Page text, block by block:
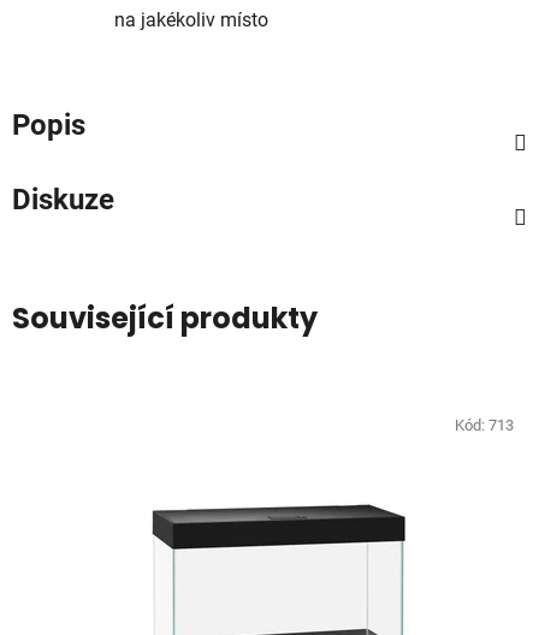
na jakékoliv místo
Popis
Diskuze
Související produkty
Kód: 713